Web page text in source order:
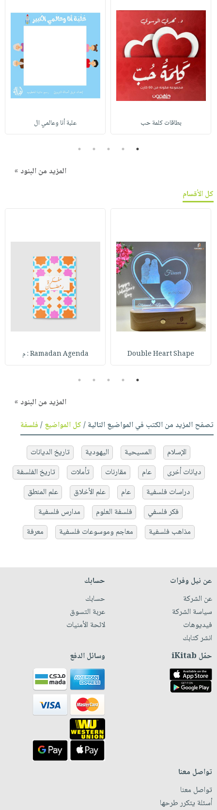
بطاقات كلمة حب علبة أنا وعالمي ال
1
2
3
4
5
المزيد من البنود »
كل الأقسام
Double Heart Shape Ramadan Agenda : م
1
2
3
4
5
المزيد من البنود »
تصفح المزيد من الكتب في المواضيع التالية /كل المواضيع/فلسفة
الإسلام المسيحية اليهودية
تاريخ الديانات
ديانات أخرى
عام مقارنات تأملات
تاريخ الفلسفة
دراسات فلسفية
عام علم الأخلاق
علم المنطق
فكر فلسفي
فلسفة العلوم
مدارس فلسفية
مذاهب فلسفية
معاجم وموسوعات فلسفية معرفة
عن نيل وفرات
عن الشركة
سياسة الشركة
فيديوهات
انشر كتابك
حسابك
حسابك
عربة التسوق
لائحة الأمنيات
حمّل iKitab وسائل الدفع
تواصل معنا
تواصل معنا
أسئلة يتكرر طرحها